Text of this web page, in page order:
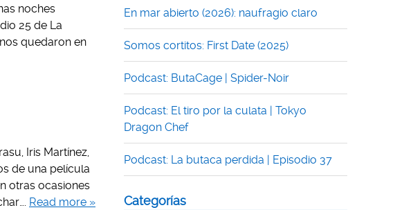
noches
25 de La
quedaron en
Iris Martínez,
de una película
otras ocasiones
Read more »
En mar abierto (2026): naufragio claro
Somos cortitos: First Date (2025)
Podcast: ButaCage | Spider-Noir
Podcast: El tiro por la culata | Tokyo
Dragon Chef
Podcast: La butaca perdida | Episodio 37
Categorías